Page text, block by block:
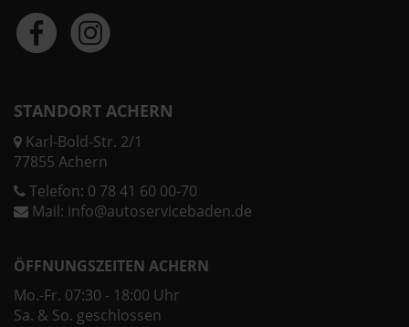
STANDORT ACHERN
Karl-Bold-Str. 2/1
77855 Achern
Telefon: 0 78 41 60 00-70
Mail: info@autoservicebaden.de
ÖFFNUNGSZEITEN ACHERN
Mo.-Fr. 07:30 - 18:00 Uhr
Sa. & So. geschlossen